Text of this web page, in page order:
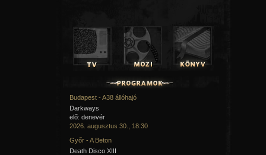
Budapest - A38 állóhajó
Darkways
elő: denevér
2026. augusztus 30., 18:30
Győr - A Beton
Death Disco XIII